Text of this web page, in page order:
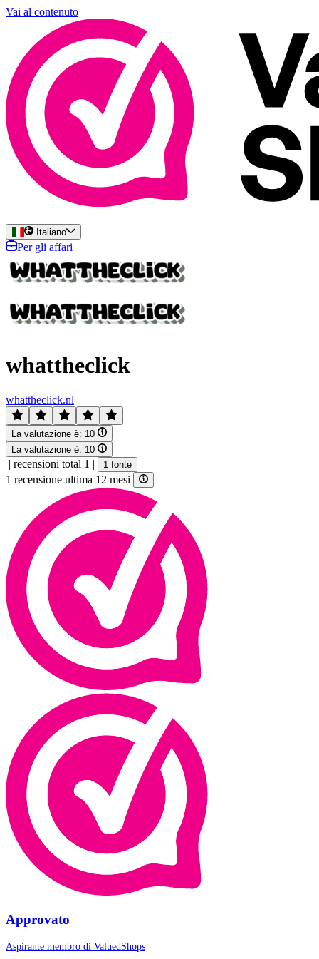
Vai al contenuto
Italiano
Per gli affari
whattheclick
whattheclick.nl
La valutazione è: 10
La valutazione è: 10
| recensioni total 1 | 1 fonte
1 recensione ultima 12 mesi
Approvato
Aspirante membro di ValuedShops